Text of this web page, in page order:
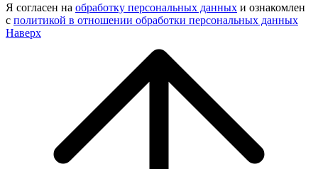
Я согласен на обработку персональных данных и ознакомлен
с политикой в отношении обработки персональных данных
Наверх